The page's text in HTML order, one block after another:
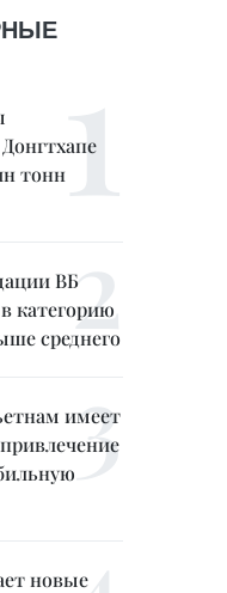
тонн
ВБ
категорию
среднего
имеет
новые